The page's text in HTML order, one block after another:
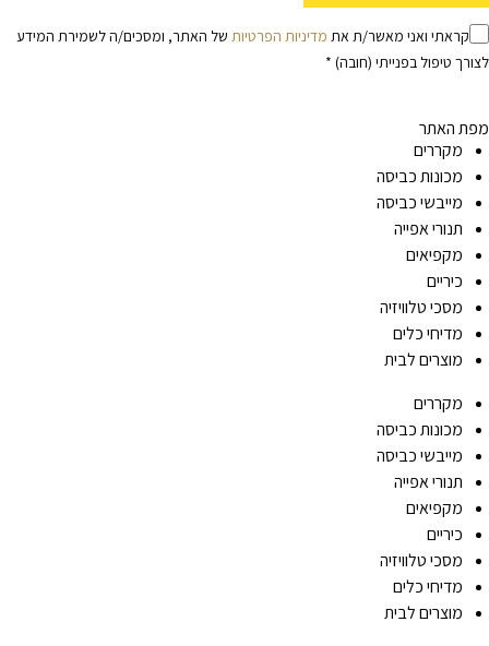
קראתי ואני מאשר/ת את מדיניות הפרטיות של האתר, ומסכים/ה לשמירת המידע
לצורך טיפול בפנייתי (חובה) *
מפת האתר
מקררים
מכונות כביסה
מייבשי כביסה
תנורי אפייה
מקפיאים
כיריים
מסכי טלוויזיה
מדיחי כלים
מוצרים לבית
מקררים
מכונות כביסה
מייבשי כביסה
תנורי אפייה
מקפיאים
כיריים
מסכי טלוויזיה
מדיחי כלים
מוצרים לבית